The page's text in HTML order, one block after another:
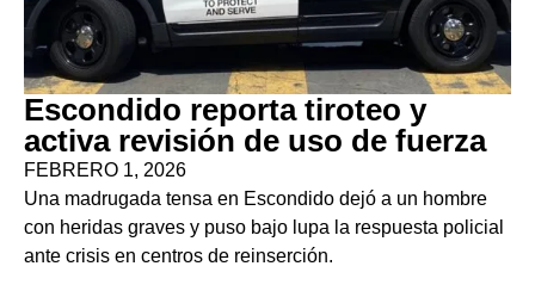
Escondido reporta tiroteo y
activa revisión de uso de fuerza
FEBRERO 1, 2026
Una madrugada tensa en Escondido dejó a un hombre
con heridas graves y puso bajo lupa la respuesta policial
ante crisis en centros de reinserción.